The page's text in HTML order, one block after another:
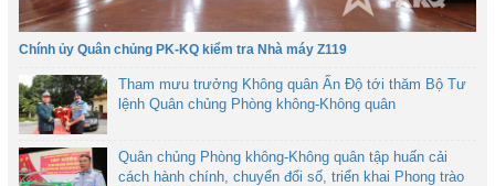
Chính ủy Quân chủng PK-KQ kiểm tra Nhà máy Z119
Tham mưu trưởng Không quân Ấn Độ tới thăm Bộ Tư
lệnh Quân chủng Phòng không-Không quân
Quân chủng Phòng không-Không quân tập huấn cải
cách hành chính, chuyển đổi số, triển khai Phong trào